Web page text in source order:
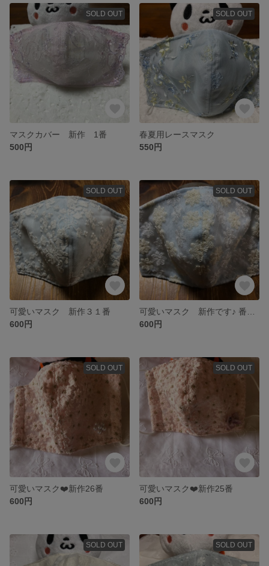
SOLD OUT
マスクカバー 新作 1番
500円
SOLD OUT
春夏用レースマスク
550円
SOLD OUT
可愛いマスク 新作３１番
600円
SOLD OUT
600円
SOLD OUT
可愛いマスク❤️新作26番
600円
SOLD OUT
可愛いマスク❤️新作25番
600円
SOLD OUT SOLD OUT